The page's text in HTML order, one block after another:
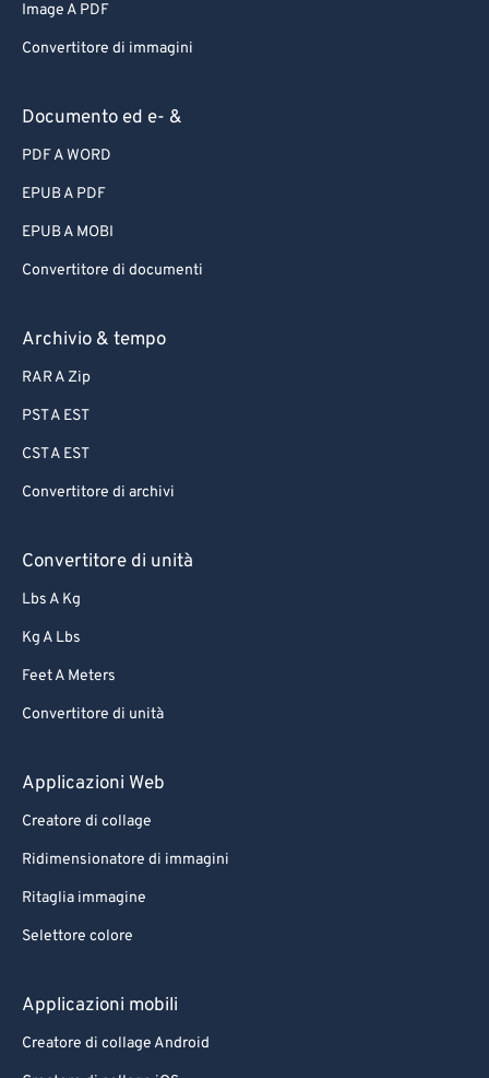
Image A PDF
Convertitore di immagini
Documento ed e- &
PDF A WORD
EPUB A PDF
EPUB A MOBI
Convertitore di documenti
Archivio & tempo
RAR A Zip
PST A EST
CST A EST
Convertitore di archivi
Convertitore di unità
Lbs A Kg
Kg A Lbs
Feet A Meters
Convertitore di unità
Applicazioni Web
Creatore di collage
Ridimensionatore di immagini
Ritaglia immagine
Selettore colore
Applicazioni mobili
Creatore di collage Android